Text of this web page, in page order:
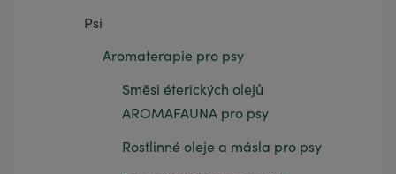
Psi
Aromaterapie pro psy
Směsi éterických olejů
AROMAFAUNA pro psy
Rostlinné oleje a másla pro psy